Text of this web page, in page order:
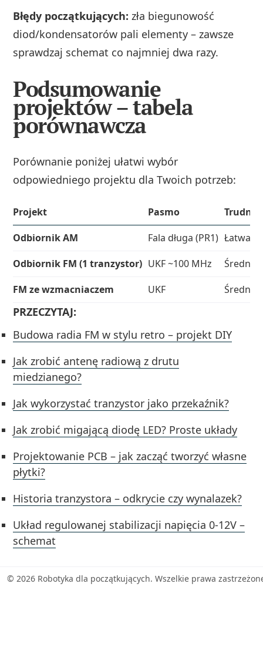
Błędy początkujących: zła biegunowość
diod/kondensatorów pali elementy – zawsze
sprawdzaj schemat co najmniej dwa razy.
Podsumowanie
projektów – tabela
porównawcza
Porównanie poniżej ułatwi wybór
odpowiedniego projektu dla Twoich potrzeb:
Projekt Pasmo
Odbiornik AM
Fala długa (PR1) Łatwa
Odbiornik FM (1 tranzystor) UKF ~100 MHz
Średnia
FM ze wzmacniaczem
UKF Średnia
PRZECZYTAJ:
Budowa radia FM w stylu retro – projekt DIY
Jak zrobić antenę radiową z drutu
miedzianego?
Jak wykorzystać tranzystor jako przekaźnik?
Jak zrobić migającą diodę LED? Proste układy
Projektowanie PCB – jak zacząć tworzyć własne
płytki?
Historia tranzystora – odkrycie czy wynalazek?
Układ regulowanej stabilizacji napięcia 0-12V –
schemat
© 2026 Robotyka dla początkujących. Wszelkie prawa